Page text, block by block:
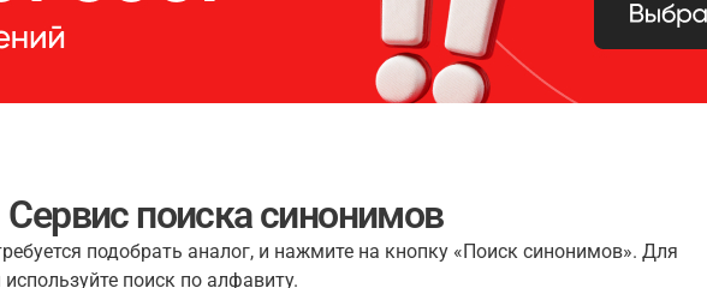
Сервис поиска синонимов
подобрать аналог, и нажмите на кнопку «Поиск синонимов». Для
поиск по алфавиту.